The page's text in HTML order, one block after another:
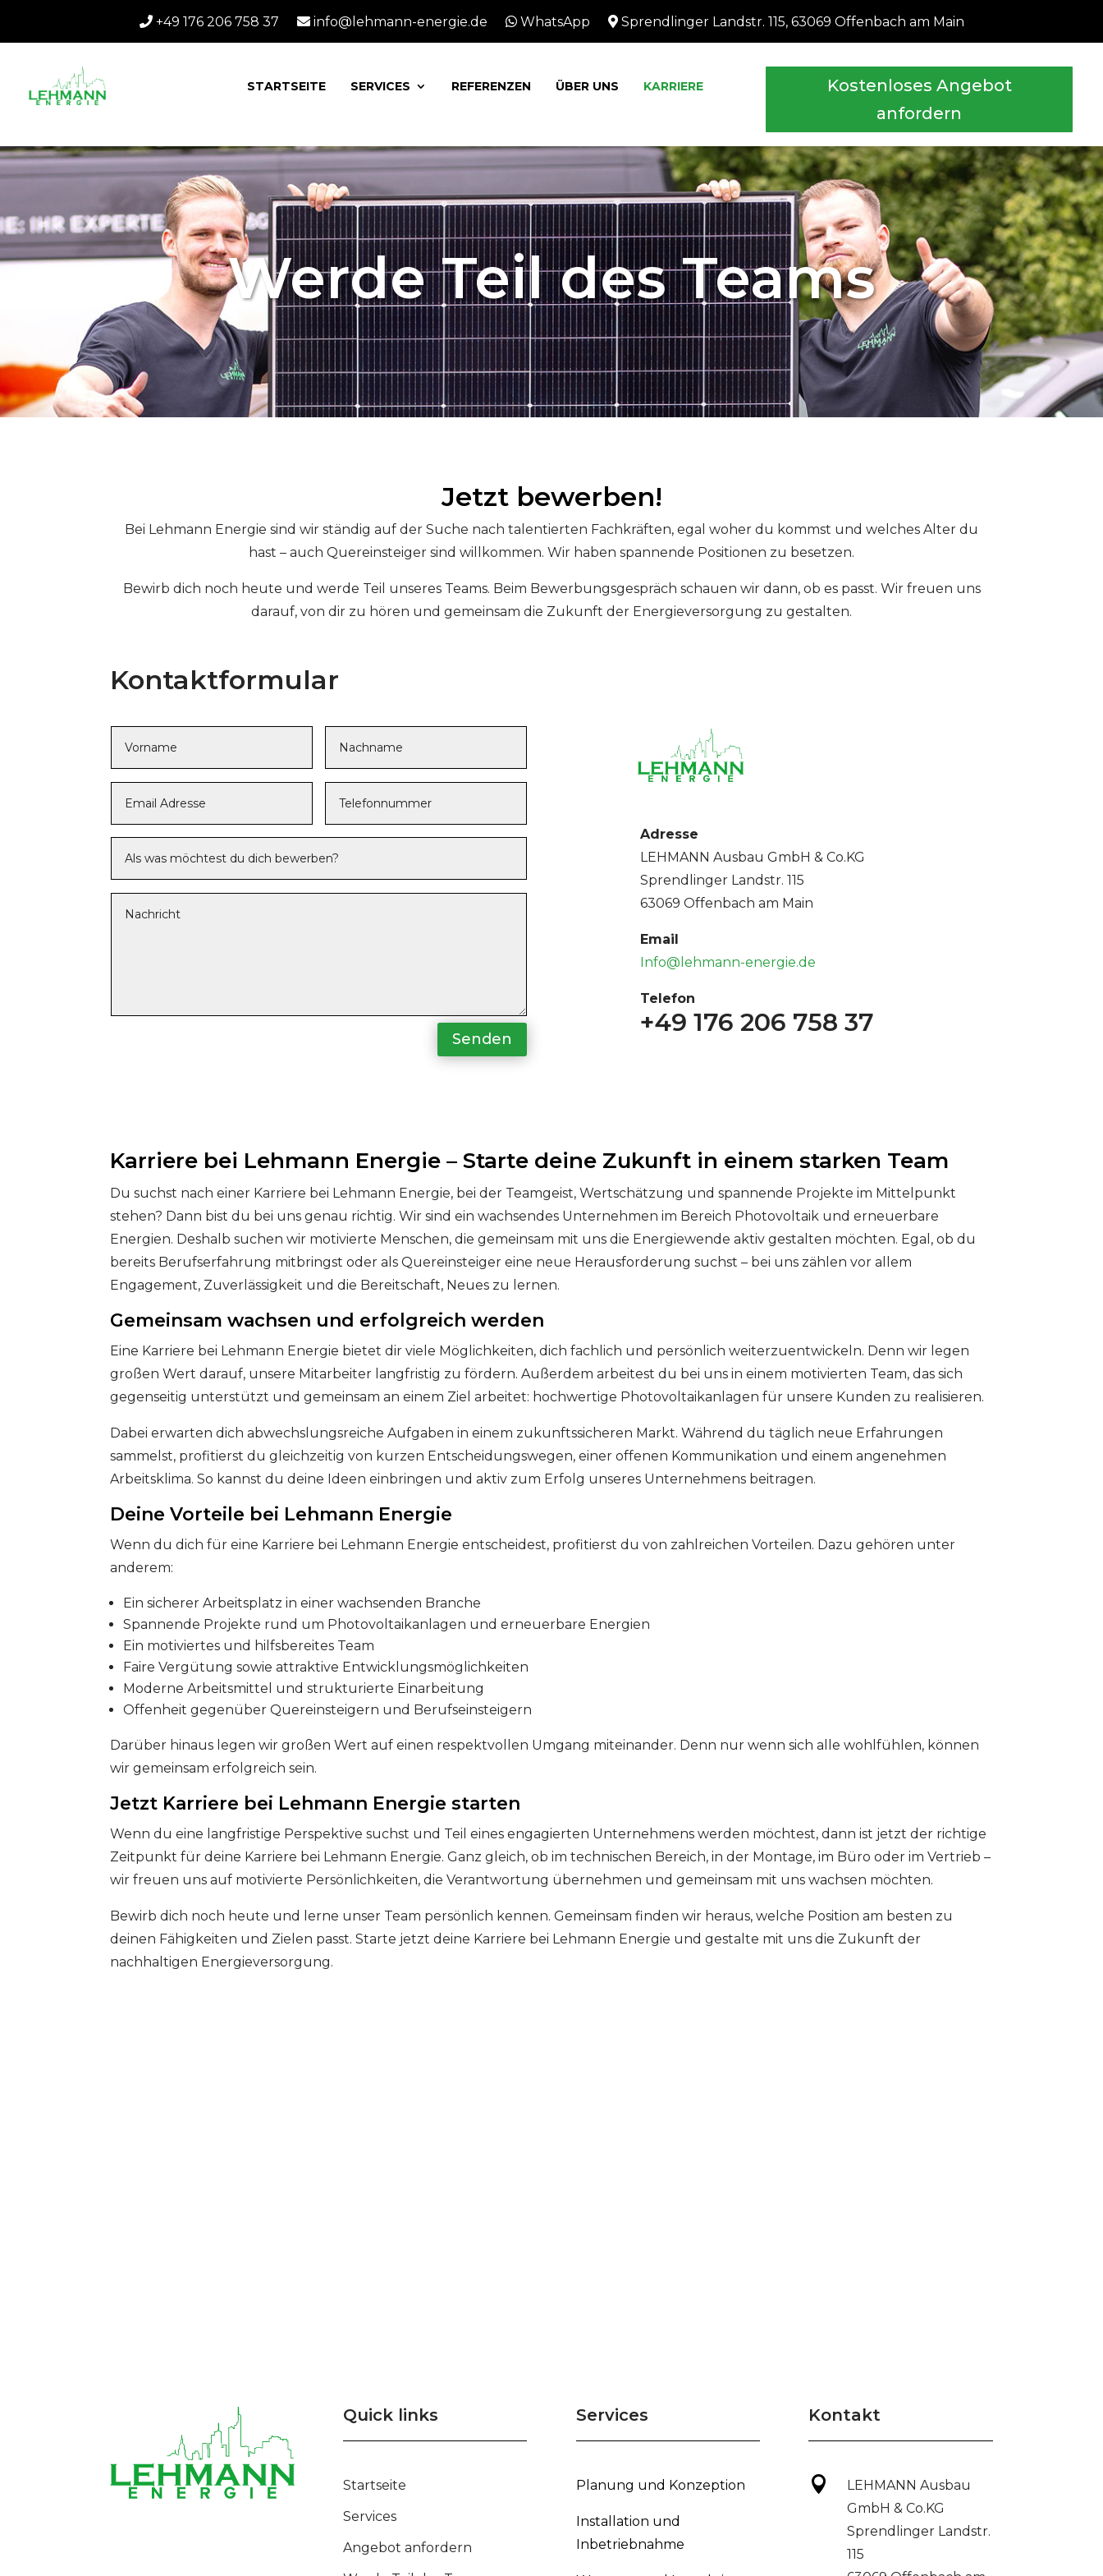
+49 176 206 758 37 info@lehmann-energie.de WhatsApp Sprendlinger Landstr. 115, 63069 Offenbach am Main
STARTSEITE SERVICES REFERENZEN ÜBER UNS KARRIERE
Kostenloses Angebot
anfordern
Werde Teil des Teams
Jetzt bewerben!
Bei Lehmann Energie sind wir ständig auf der Suche nach talentierten Fachkräften, egal woher du kommst und welches Alter du
hast – auch Quereinsteiger sind willkommen. Wir haben spannende Positionen zu besetzen.
Bewirb dich noch heute und werde Teil unseres Teams. Beim Bewerbungsgespräch schauen wir dann, ob es passt. Wir freuen uns
darauf, von dir zu hören und gemeinsam die Zukunft der Energieversorgung zu gestalten.
Kontaktformular
Senden
Adresse
LEHMANN Ausbau GmbH & Co.KG
Sprendlinger Landstr. 115
63069 Offenbach am Main
Email
Info@lehmann-energie.de
Telefon
+49 176 206 758 37
Karriere bei Lehmann Energie – Starte deine Zukunft in einem starken Team
Du suchst nach einer Karriere bei Lehmann Energie, bei der Teamgeist, Wertschätzung und spannende Projekte im Mittelpunkt
stehen? Dann bist du bei uns genau richtig. Wir sind ein wachsendes Unternehmen im Bereich Photovoltaik und erneuerbare
Energien. Deshalb suchen wir motivierte Menschen, die gemeinsam mit uns die Energiewende aktiv gestalten möchten. Egal, ob du
bereits Berufserfahrung mitbringst oder als Quereinsteiger eine neue Herausforderung suchst – bei uns zählen vor allem
Engagement, Zuverlässigkeit und die Bereitschaft, Neues zu lernen.
Gemeinsam wachsen und erfolgreich werden
Eine Karriere bei Lehmann Energie bietet dir viele Möglichkeiten, dich fachlich und persönlich weiterzuentwickeln. Denn wir legen
großen Wert darauf, unsere Mitarbeiter langfristig zu fördern. Außerdem arbeitest du bei uns in einem motivierten Team, das sich
gegenseitig unterstützt und gemeinsam an einem Ziel arbeitet: hochwertige Photovoltaikanlagen für unsere Kunden zu realisieren.
Dabei erwarten dich abwechslungsreiche Aufgaben in einem zukunftssicheren Markt. Während du täglich neue Erfahrungen
sammelst, profitierst du gleichzeitig von kurzen Entscheidungswegen, einer offenen Kommunikation und einem angenehmen
Arbeitsklima. So kannst du deine Ideen einbringen und aktiv zum Erfolg unseres Unternehmens beitragen.
Deine Vorteile bei Lehmann Energie
Wenn du dich für eine Karriere bei Lehmann Energie entscheidest, profitierst du von zahlreichen Vorteilen. Dazu gehören unter
anderem:
Ein sicherer Arbeitsplatz in einer wachsenden Branche
Spannende Projekte rund um Photovoltaikanlagen und erneuerbare Energien
Ein motiviertes und hilfsbereites Team
Faire Vergütung sowie attraktive Entwicklungsmöglichkeiten
Moderne Arbeitsmittel und strukturierte Einarbeitung
Offenheit gegenüber Quereinsteigern und Berufseinsteigern
Darüber hinaus legen wir großen Wert auf einen respektvollen Umgang miteinander. Denn nur wenn sich alle wohlfühlen, können
wir gemeinsam erfolgreich sein.
Jetzt Karriere bei Lehmann Energie starten
Wenn du eine langfristige Perspektive suchst und Teil eines engagierten Unternehmens werden möchtest, dann ist jetzt der richtige
Zeitpunkt für deine Karriere bei Lehmann Energie. Ganz gleich, ob im technischen Bereich, in der Montage, im Büro oder im Vertrieb –
wir freuen uns auf motivierte Persönlichkeiten, die Verantwortung übernehmen und gemeinsam mit uns wachsen möchten.
Bewirb dich noch heute und lerne unser Team persönlich kennen. Gemeinsam finden wir heraus, welche Position am besten zu
deinen Fähigkeiten und Zielen passt. Starte jetzt deine Karriere bei Lehmann Energie und gestalte mit uns die Zukunft der
nachhaltigen Energieversorgung.
Quick links
Startseite
Services
Angebot anfordern
Services
Planung und Konzeption
Installation und
Inbetriebnahme
Kontakt

LEHMANN Ausbau
GmbH & Co.KG
Sprendlinger Landstr.
115